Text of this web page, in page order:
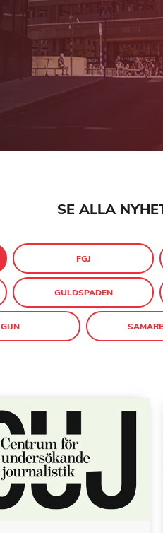
SE ALLA
FGJ
GULDSPADEN
GIJN